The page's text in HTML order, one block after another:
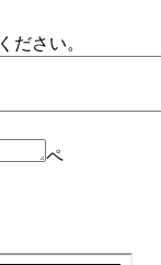
ださい。
ペ